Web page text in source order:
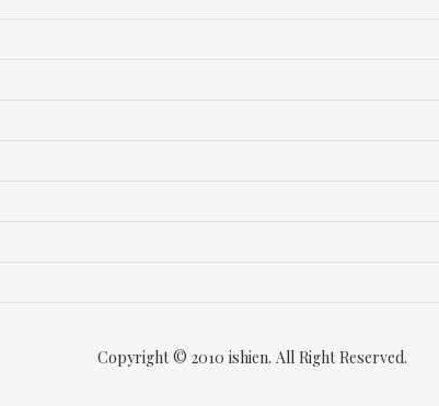
Copyright © 2010 ishien. All Right Reserved.